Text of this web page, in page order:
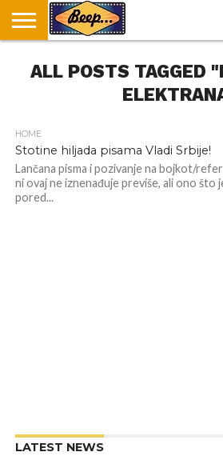
DORUČAK
U
SVAKODNEVICA
ENTERTAINMENT
LOKACIJE
ZA
HRANA I
RECEPTI
NEPUSACKI
LOKALI
ALL POSTS TAGGED
HOME
Stotine hiljada pisama Vladi Srbije!
Lančana pisma i pozivanje na bojkot/
ni ovaj ne iznenađuje previše, ali ono što
pored...
LATEST NEWS